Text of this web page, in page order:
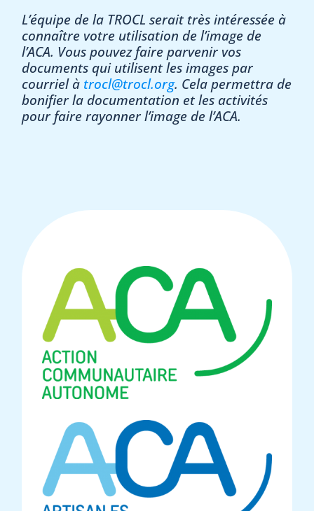
L’équipe de la TROCL serait très intéressée à
connaître votre utilisation de l’image de
l’ACA. Vous pouvez faire parvenir vos
documents qui utilisent les images par
courriel à trocl@trocl.org. Cela permettra de
bonifier la documentation et les activités
pour faire rayonner l’image de l’ACA.